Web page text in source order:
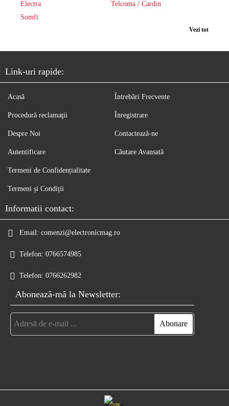
Electra
Telcoma / Cardin
Somfi
Vezi tot
Link-uri rapide:
Acasă
Procedură reclamaţii
Despre Noi
Autentificare
Întrebări Frecvente
Înregistrare
Contactează-ne
Căutare Avansată
Termeni de Confidențialitate
Termeni și Condiții
Informatii contact:
Email: comenzi@electronicmag.ro
Telefon: 0766574985
Telefon: 0766262982
Abonează-mă la Newsletter: